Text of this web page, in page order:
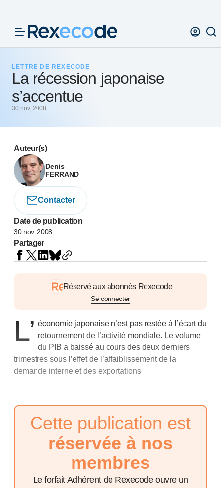
LETTRE DE REXECODE
La récession japonaise
s’accentue
30 nov. 2008
Auteur(s)
Denis
FERRAND
Contacter
Date de publication
30 nov. 2008
Partager
Réservé aux abonnés Rexecode
Se connecter
L’ économie japonaise n’est pas restée à l’écart du
retournement de l’activité mondiale. Le volume
du PIB a baissé au cours des deux derniers
trimestres sous l’effet de l’affaiblissement de la
demande interne et des exportations
Cette publication est
réservée à nos
membres
Le forfait Adhérent de Rexecode ouvre un